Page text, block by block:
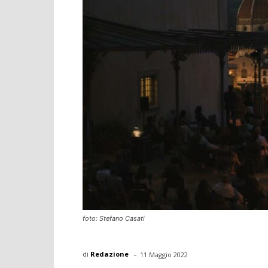
foto: Stefano Casati
di Redazione - 11 Maggio 2022